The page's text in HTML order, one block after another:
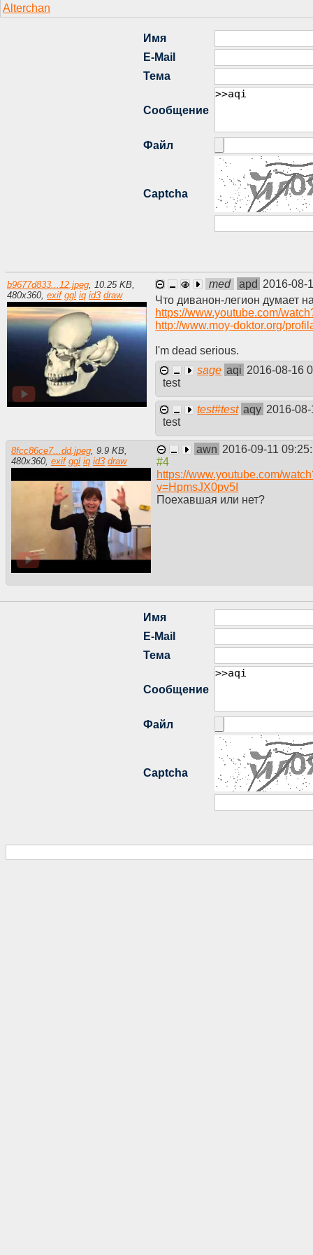
b9677d833...12.jpeg, 10.25 KB,
480x360, exif ggl iq id3 draw
med apd 2016-08-
Что диванон-легион думает
https://www.youtube.com/
http://www.moy-doktor.org/
I'm dead serious.
sage aqi 2016-08-16
test
test#test aqy 2016-
test
8fcc86ce7...dd.jpeg, 9.9 KB,
480x360, exif ggl iq id3 draw
awn 2016-09-11
https://www.youtube.com/
v=HpmsJX0pv5I
Поехавшая или нет?